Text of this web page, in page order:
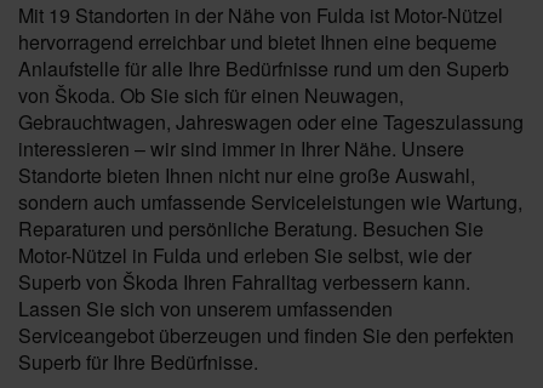
Mit 19 Standorten in der Nähe von Fulda ist Motor-Nützel
hervorragend erreichbar und bietet Ihnen eine bequeme
Anlaufstelle für alle Ihre Bedürfnisse rund um den Superb
von Škoda. Ob Sie sich für einen Neuwagen,
Gebrauchtwagen, Jahreswagen oder eine Tageszulassung
interessieren – wir sind immer in Ihrer Nähe. Unsere
Standorte bieten Ihnen nicht nur eine große Auswahl,
sondern auch umfassende Serviceleistungen wie Wartung,
Reparaturen und persönliche Beratung. Besuchen Sie
Motor-Nützel in Fulda und erleben Sie selbst, wie der
Superb von Škoda Ihren Fahralltag verbessern kann.
Lassen Sie sich von unserem umfassenden
Serviceangebot überzeugen und finden Sie den perfekten
Superb für Ihre Bedürfnisse.